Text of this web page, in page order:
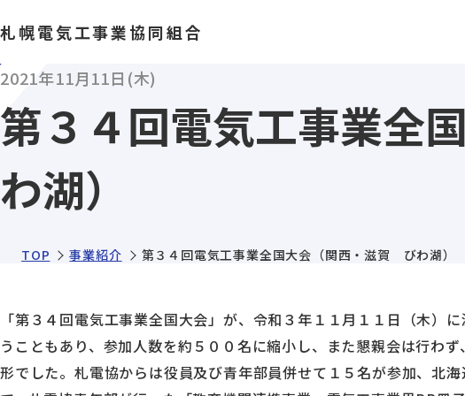
札幌電気工事業協同組合
2021年11月11日(木)
第３４回電気工事業全
わ湖）
TOP 事業紹介 第３４回電気工事業全国大会（関西・滋賀 びわ湖）
「第３４回電気工事業全国大会」が、令和３年１１月１１日（木）
うこともあり、参加人数を約５００名に縮小し、また懇親会は行わ
形でした。札電協からは役員及び青年部員併せて１５名が参加、北